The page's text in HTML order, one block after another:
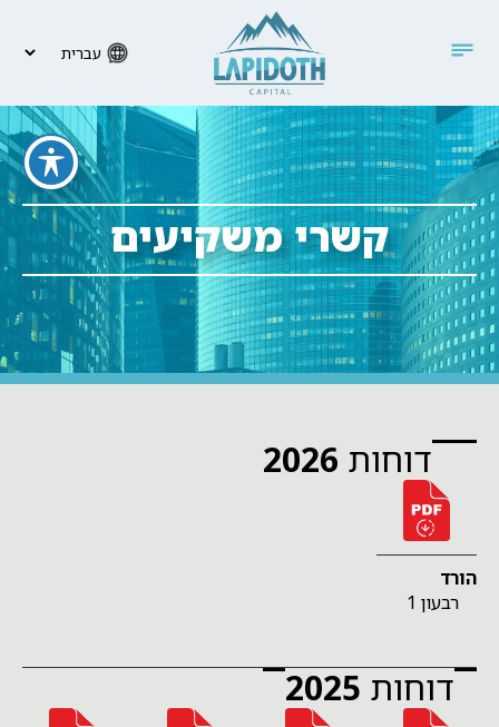
קשרי משקיעים
דוחות 2026
הורד
רבעון 1
דוחות 2025